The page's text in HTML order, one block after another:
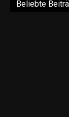
Beliebte